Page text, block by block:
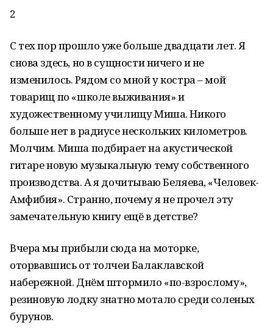
2
С тех пор прошло уже больше двадцати лет. Я
снова здесь, но в сущности ничего и не
изменилось. Рядом со мной у костра – мой
товарищ по «школе выживания» и
художественному училищу Миша. Никого
больше нет в радиусе нескольких километров.
Молчим. Миша подбирает на акустической
гитаре новую музыкальную тему собственного
производства. А я дочитываю Беляева, «Человек-
Амфибия». Странно, почему я не прочел эту
замечательную книгу ещё в детстве?
Вчера мы прибыли сюда на моторке,
оторвавшись от толчеи Балаклавской
набережной. Днём штормило «по-взрослому»,
резиновую лодку знатно мотало среди соленых
бурунов.